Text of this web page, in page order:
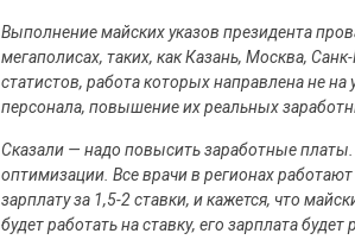
Выполнение майских указов президента
мегаполисах, таких, как Казань, Москва,
статистов, работа которых направлена не
персонала, повышение их реальных
Сказали — надо повысить заработные
оптимизации. Все врачи в регионах
зарплату за 1,5-2 ставки, и кажется, что
будет работать на ставку, его зарплата будет